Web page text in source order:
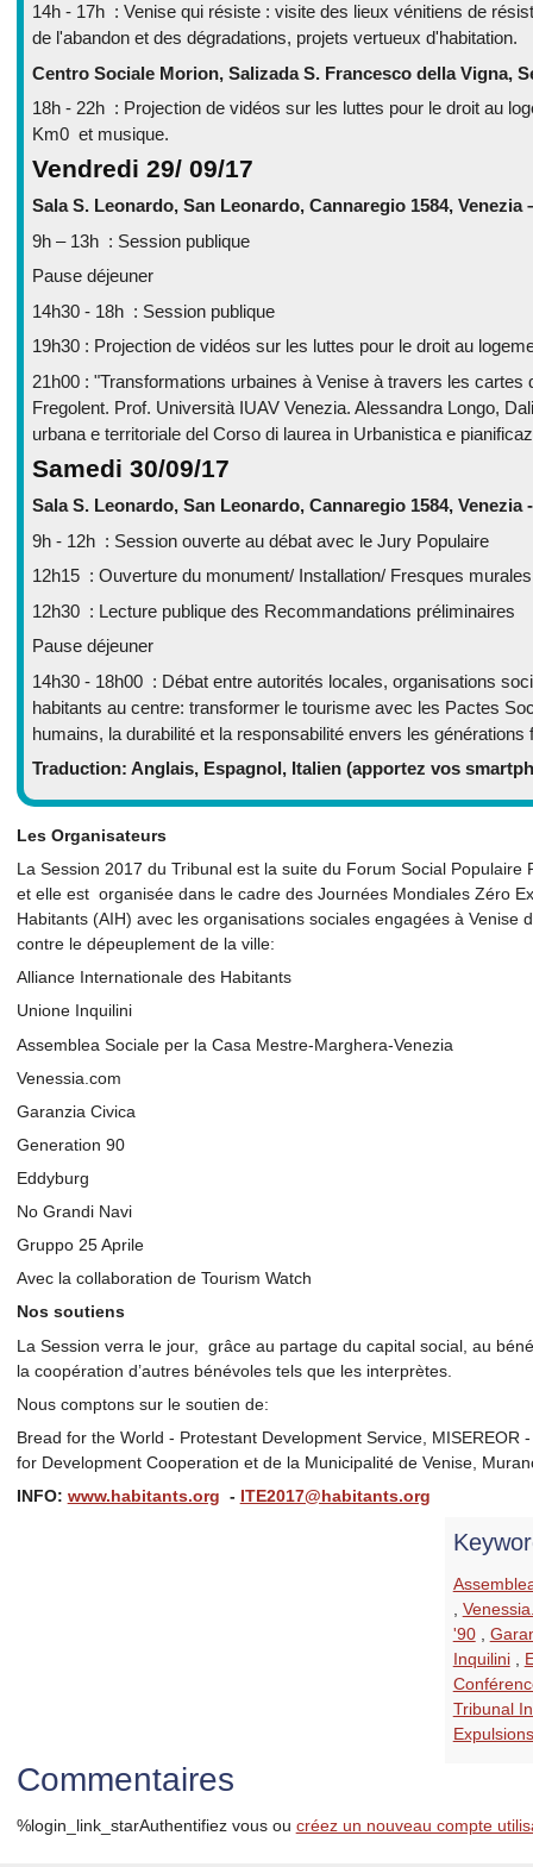
14h - 17h : Venise qui résiste : visite des lieux vénitiens de
de l'abandon et des dégradations, projets vertueux d'habitation.
Centro Sociale Morion, Salizada S. Francesco della Vigna,
18h - 22h : Projection de vidéos sur les luttes pour le droit au
Km0 et musique.
Vendredi 29/ 09/17
Sala S. Leonardo, San Leonardo, Cannaregio 1584, Venezia
9h – 13h : Session publique
Pause déjeuner
14h30 - 18h : Session publique
19h30 : Projection de vidéos sur les luttes pour le droit au
21h00 : "Transformations urbaines à Venise à travers les
Fregolent. Prof. Università IUAV Venezia. Alessandra Longo,
urbana e territoriale del Corso di laurea in Urbanistica e
Samedi 30/09/17
Sala S. Leonardo, San Leonardo, Cannaregio 1584, Venezia
9h - 12h : Session ouverte au débat avec le Jury Populaire
12h15 : Ouverture du monument/ Installation/ Fresques
12h30 : Lecture publique des Recommandations préliminaires
Pause déjeuner
14h30 - 18h00 : Débat entre autorités locales, organisations
habitants au centre: transformer le tourisme avec les Pactes
humains, la durabilité et la responsabilité envers les générations
Traduction: Anglais, Espagnol, Italien (apportez vos
Les Organisateurs
La Session 2017 du Tribunal est la suite du Forum Social
et elle est organisée dans le cadre des Journées Mondiales Zéro
Habitants (AIH) avec les organisations sociales engagées à Venise
contre le dépeuplement de la ville:
Alliance Internationale des Habitants
Unione Inquilini
Assemblea Sociale per la Casa Mestre-Marghera-Venezia
Venessia.com
Garanzia Civica
Generation 90
Eddyburg
No Grandi Navi
Gruppo 25 Aprile
Avec la collaboration de Tourism Watch
Nos soutiens
La Session verra le jour, grâce au partage du capital social, au
la coopération d’autres bénévoles tels que les interprètes.
Nous comptons sur le soutien de:
Bread for the World - Protestant Development Service, MISEREOR
for Development Cooperation et de la Municipalité de Venise,
INFO: www.habitants.org - ITE2017@habitants.org
'90,
Inquilini,
Tribunal
Expulsions
Commentaires
%login_link_starAuthentifiez vous ou créez un nouveau compte